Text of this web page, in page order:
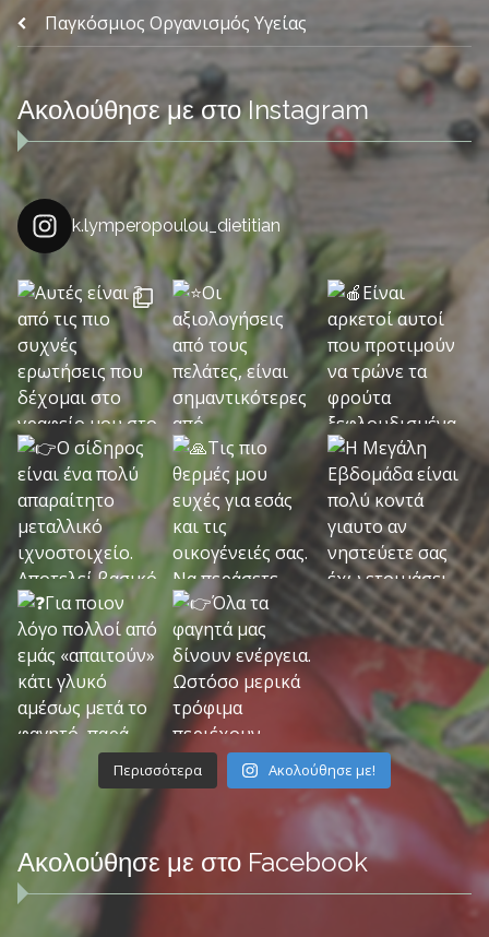
Παγκόσμιος Οργανισμός Υγείας
Ακολούθησε με στο Instagram
k.lymperopoulou_dietitian
Περισσότερα Ακολούθησε με!
Ακολούθησε με στο Facebook